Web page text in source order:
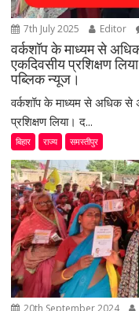
7th July 2025 Editor
वर्कशॉप के माध्यम से
एकदिवसीय प्रशिक्षण
पब्लिक न्यूज।
वर्कशॉप के माध्यम से अधिक से
प्रशिक्षण लिया। द...
बिहार राज्य समस्तीपुर